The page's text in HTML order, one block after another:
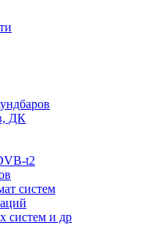
ДК
t2
систем
систем и др